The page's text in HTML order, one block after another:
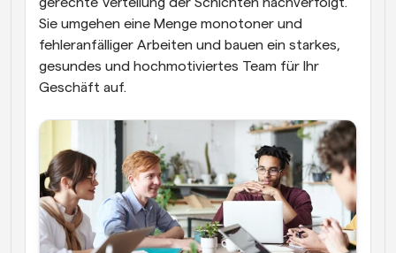
Sie umgehen eine Menge monotoner und
fehleranfälliger Arbeiten und bauen ein starkes,
gesundes und hochmotiviertes Team für Ihr
Geschäft auf.